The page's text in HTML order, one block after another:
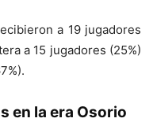
a 19 jugadores
a 15 jugadores (25%)
en la era Osorio